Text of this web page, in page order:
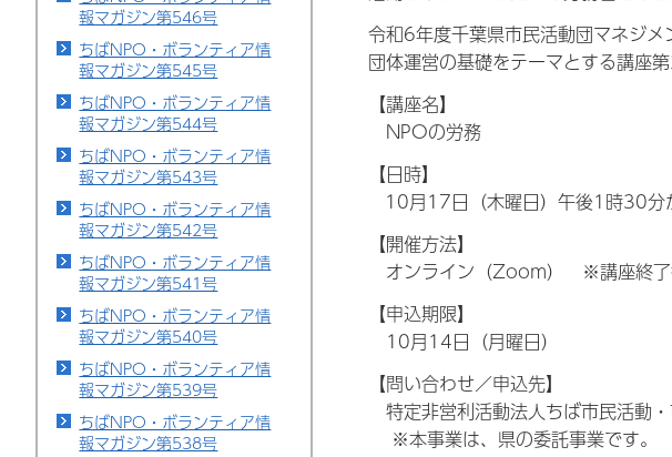
報マガジン第546号
ちばNPO・ボランティア情
報マガジン第545号
ちばNPO・ボランティア情
報マガジン第544号
ちばNPO・ボランティア情
報マガジン第543号
ちばNPO・ボランティア情
報マガジン第542号
ちばNPO・ボランティア情
報マガジン第541号
ちばNPO・ボランティア情
報マガジン第540号
ちばNPO・ボランティア情
報マガジン第539号
ちばNPO・ボランティア情
報マガジン第538号
令和6年度千葉県市民活動団マネジ
団体運営の基礎をテーマとする講座
【講座名】
NPOの労務
【日時】
10月17日（木曜日）午後1時30
【開催方法】
オンライン（Zoom） ※講座終了
【申込期限】
10月14日（月曜日）
【問い合わせ／申込先】
特定非営利活動法人ちば市民活動
※本事業は、県の委託事業です。